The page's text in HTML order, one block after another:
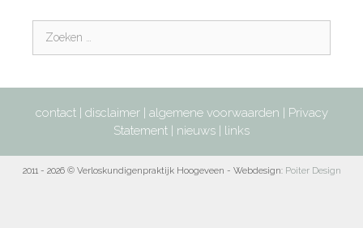
contact| disclaimer| algemene voorwaarden | Privacy
Statement | nieuws | links
2011 - 2026 © Verloskundigenpraktijk Hoogeveen - Webdesign: Poiter Design